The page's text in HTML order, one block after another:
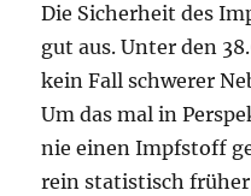
Die Sicherheit des
gut aus. Unter den
kein Fall schwerer
Um das mal in
nie einen Impfstoff
rein statistisch